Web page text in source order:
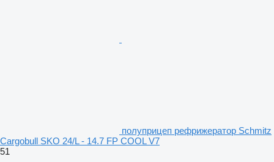
полуприцеп рефрижератор Schmitz
Cargobull SKO 24/L - 14.7 FP COOL V7
51